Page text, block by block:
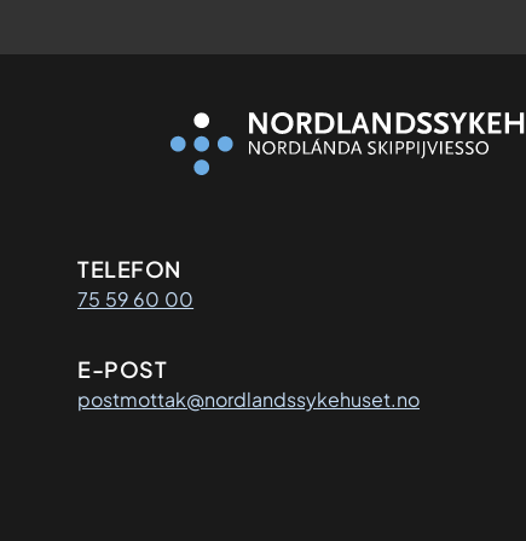
Kontaktinformasjon
TELEFON
75 59 60 00
E-POST
postmottak@nordlandssykehuset.no